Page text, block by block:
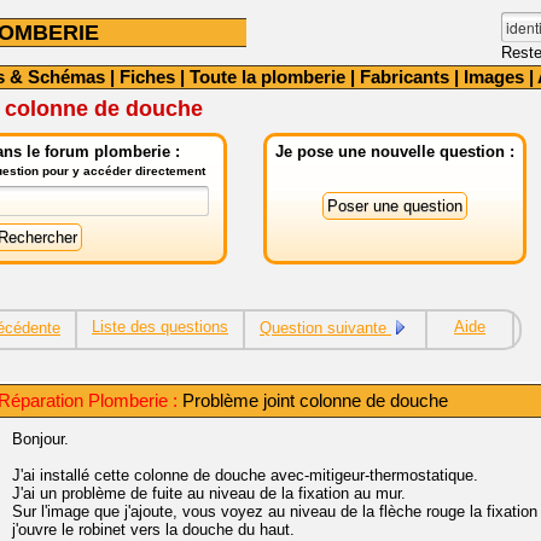
& Schémas | Fiches | Toute la plomberie | Fabricants | Images |
de douche
le forum plomberie :
pour y accéder directement
Je pose une nouvelle question :
Liste des questions Question suivante Aide
Plomberie : Problème joint colonne de douche
Bonjour.
J'ai installé cette colonne de douche avec-mitigeur-thermostatique.
J'ai un problème de fuite au niveau de la fixation au mur.
Sur l'image que j'ajoute, vous voyez au niveau de la flèche rouge la
j'ouvre le robinet vers la douche du haut.